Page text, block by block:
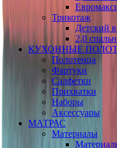
Трикотаж
Детский
2,0
КУХОННЫЕ
Полотенца
Фартуки
Салфетки
Прихватки
Наборы
Аксессуары
МАТРАС
Материалы